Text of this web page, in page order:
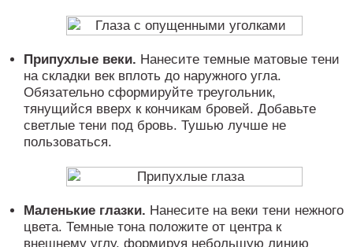
Припухлые веки. Нанесите темные матовые тени
на складки век вплоть до наружного угла.
Обязательно сформируйте треугольник,
тянущийся вверх к кончикам бровей. Добавьте
светлые тени под бровь. Тушью лучше не
пользоваться.
Маленькие глазки. Нанесите на веки тени нежного
цвета. Темные тона положите от центра к
внешнему углу, формируя небольшую линию